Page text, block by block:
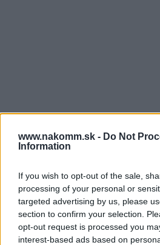
www.nakomm.sk - Do Not
Information
If you wish to opt-out of the sale,
processing of your personal or
targeted advertising by us, please
section to confirm your selection.
opt-out request is processed you
interest-based ads based on
Súbory na stiahnutie
Výsuv-Montáž.pdf
Prečo si vybrať